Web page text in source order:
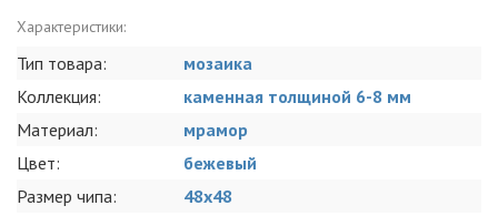
Характеристики:
Тип товара:
мозаика
Коллекция:
каменная толщиной 6-8 мм
Материал:
мрамор
Цвет:
бежевый
Размер чипа:
48x48